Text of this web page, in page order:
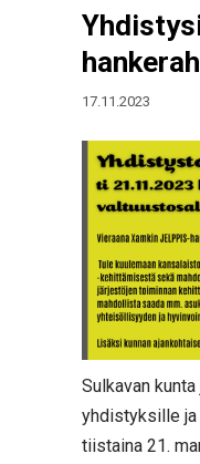
17.11.2023
Sulkavan
yhdistyksille
tiistaina 21.